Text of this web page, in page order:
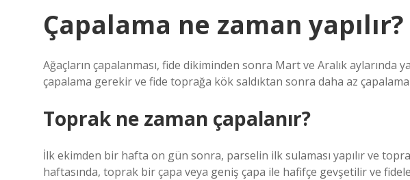
Çapalama ne zaman yapılır?
Ağaçların çapalanması, fide dikiminden sonra Mart ve Aralık aylarında
çapalama gerekir ve fide toprağa kök saldıktan sonra daha az
Toprak ne zaman çapalanır?
İlk ekimden bir hafta on gün sonra, parselin ilk sulaması yapılır ve
haftasında, toprak bir çapa veya geniş çapa ile hafifçe gevşetilir ve